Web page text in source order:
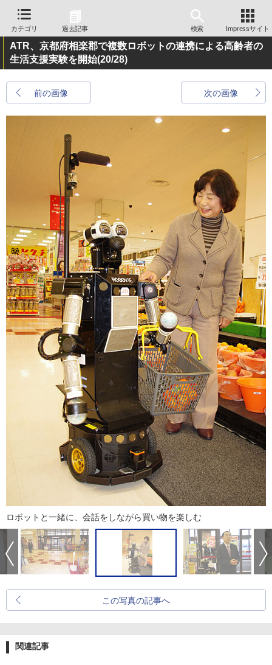
カテゴリ 過去記事 検索 Impressサイト
ATR、京都府相楽郡で複数ロボットの連携による高齢者の
生活支援実験を開始(20/28)
前の画像 次の画像
ロボットと一緒に、会話をしながら買い物を楽しむ
この写真の記事へ
関連記事